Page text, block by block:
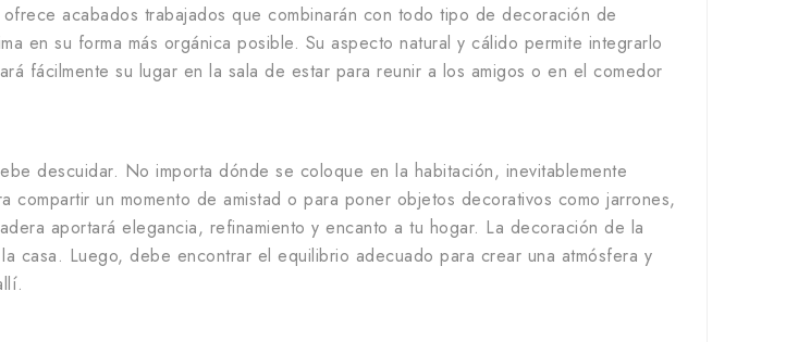
acabados trabajados que combinarán con todo tipo de decoración de
en su forma más orgánica posible. Su aspecto natural y cálido permite integrarlo
fácilmente su lugar en la sala de estar para reunir a los amigos o en el comedor
descuidar. No importa dónde se coloque en la habitación, inevitablemente
un momento de amistad o para poner objetos decorativos como jarrones,
aportará elegancia, refinamiento y encanto a tu hogar. La decoración de la
casa. Luego, debe encontrar el equilibrio adecuado para crear una atmósfera y